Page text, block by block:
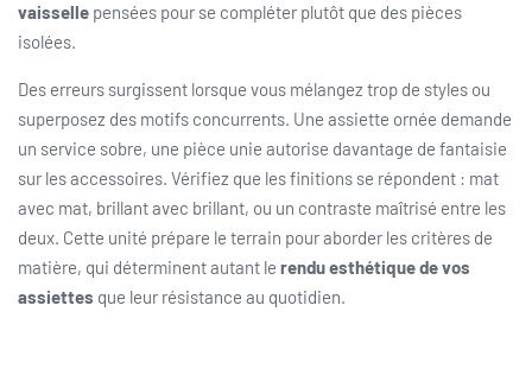
vaisselle pensées pour se compléter plutôt que des pièces
isolées.
Des erreurs surgissent lorsque vous mélangez trop de styles ou
superposez des motifs concurrents. Une assiette ornée demande
un service sobre, une pièce unie autorise davantage de fantaisie
sur les accessoires. Vérifiez que les finitions se répondent : mat
avec mat, brillant avec brillant, ou un contraste maîtrisé entre les
deux. Cette unité prépare le terrain pour aborder les critères de
matière, qui déterminent autant le rendu esthétique de vos
assiettes que leur résistance au quotidien.